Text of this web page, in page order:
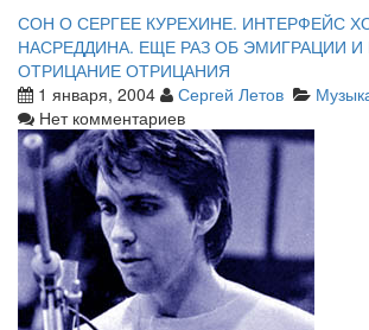
СОН О СЕРГЕЕ КУРЕХИНЕ. ИНТЕРФЕЙС
НАСРЕДДИНА. ЕЩЕ РАЗ ОБ ЭМИГРАЦИИ
ОТРИЦАНИЕ ОТРИЦАНИЯ
1 января, 2004
Сергей Летов
Нет комментариев